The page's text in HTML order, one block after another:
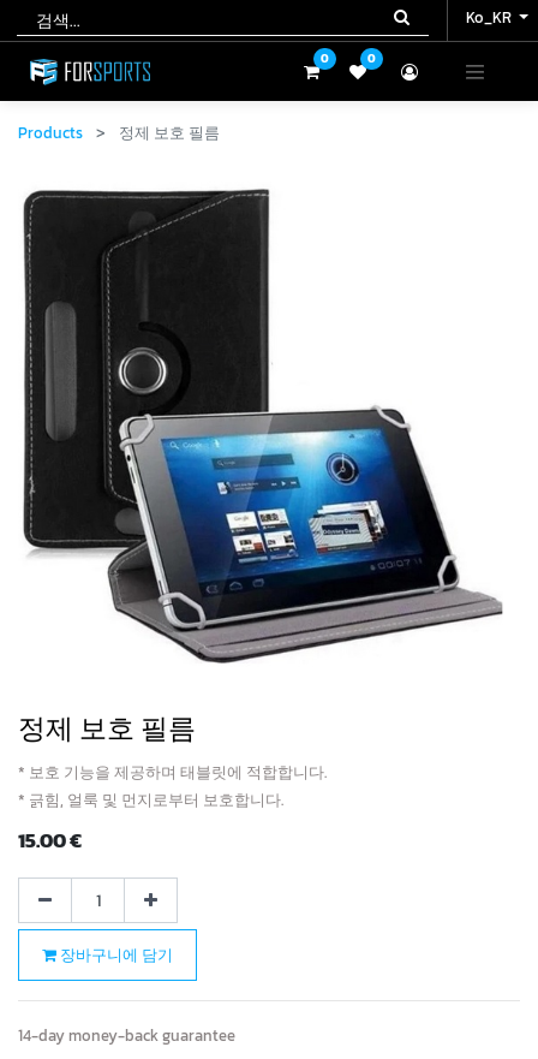
Ko_KR
0 0
Ko_KR
0 0
Products 정제 보호 필름
정제 보호 필름
* 보호 기능을 제공하며 태블릿에 적합합니다.
* 긁힘, 얼룩 및 먼지로부터 보호합니다.
15.00€
장바구니에 담기
14-day money-back guarantee